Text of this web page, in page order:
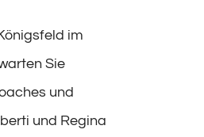
im
Sie
und
und Regina